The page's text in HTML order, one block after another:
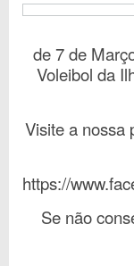
de 7 de
Voleibol da
Visite a nossa
https://
Se não